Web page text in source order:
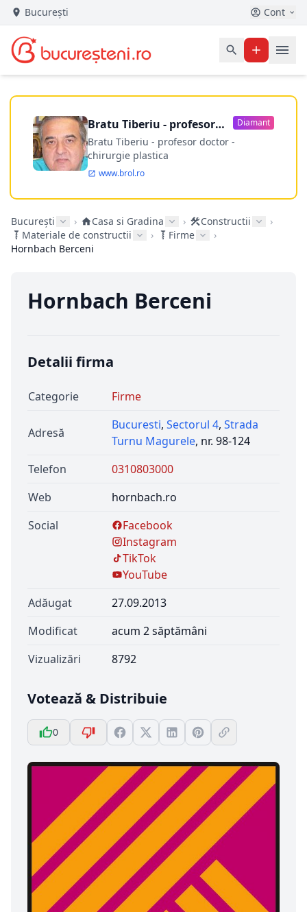
București Cont
Bratu Tiberiu - profesor
doctor
Diamant
Bratu Tiberiu - profesor doctor -
chirurgie plastica
www.brol.ro
București › Casa si Gradina › Constructii
›
Materiale de constructii
› Firme
›
Hornbach Berceni
Hornbach Berceni
Detalii firma
Categorie Firme
Adresă
Bucuresti, Sectorul 4, Strada
Turnu Magurele, nr. 98-124
Telefon
0310803000
Web
hornbach.ro
Social
Facebook
Instagram
TikTok
YouTube
Adăugat
27.09.2013
Modificat
acum 2 săptămâni
Vizualizări
8792
Votează & Distribuie
0